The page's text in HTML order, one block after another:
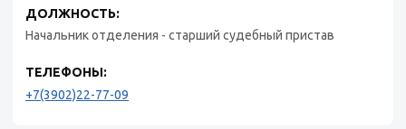
ДОЛЖНОСТЬ:
Начальник отделения - старший судебный пристав
ТЕЛЕФОНЫ:
+7(3902)22-77-09